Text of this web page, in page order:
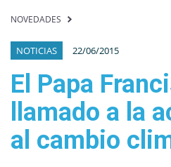
NOVEDADES
NOTICIAS 22/06/2015
El Papa
llamado a la
al cambio